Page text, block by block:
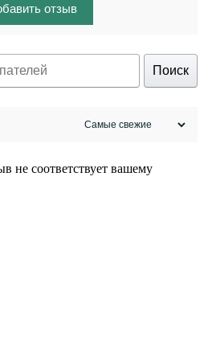
отзыв
Поиск
не соответствует вашему